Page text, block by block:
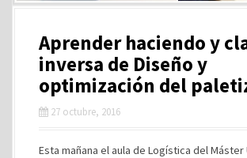
Aprender haciendo y
inversa de Diseño y
optimización del
27 octubre, 2016
Esta mañana el aula de Logística del